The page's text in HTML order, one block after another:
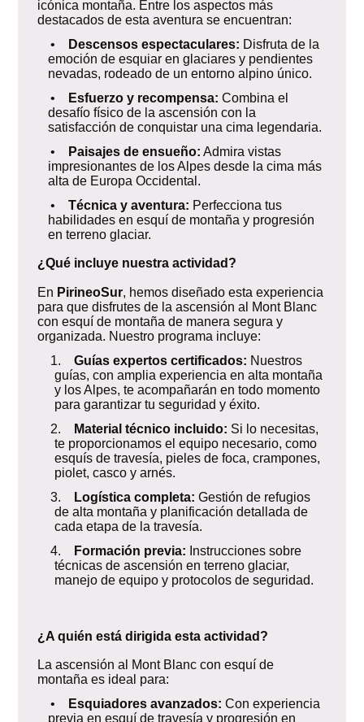
icónica montaña. Entre los aspectos más
destacados de esta aventura se encuentran:
•
Descensos espectaculares: Disfruta de la
emoción de esquiar en glaciares y pendientes
nevadas, rodeado de un entorno alpino único.
•
Esfuerzo y recompensa: Combina el
desafío físico de la ascensión con la
satisfacción de conquistar una cima legendaria.
•
Paisajes de ensueño: Admira vistas
impresionantes de los Alpes desde la cima más
alta de Europa Occidental.
• Técnica y aventura: Perfecciona tus
habilidades en esquí de montaña y progresión
en terreno glaciar.
¿Qué incluye nuestra actividad?
En PirineoSur, hemos diseñado esta experiencia
para que disfrutes de la ascensión al Mont Blanc
con esquí de montaña de manera segura y
organizada. Nuestro programa incluye:
1. Guías expertos certificados: Nuestros
guías, con amplia experiencia en alta montaña
y los Alpes, te acompañarán en todo momento
para garantizar tu seguridad y éxito.
2.
Material técnico incluido: Si lo necesitas,
te proporcionamos el equipo necesario, como
esquís de travesía, pieles de foca, crampones,
piolet, casco y arnés.
3.
Logística completa: Gestión de refugios
de alta montaña y planificación detallada de
cada etapa de la travesía.
4.
Formación previa: Instrucciones sobre
técnicas de ascensión en terreno glaciar,
manejo de equipo y protocolos de seguridad.
¿A quién está dirigida esta actividad?
La ascensión al Mont Blanc con esquí de
montaña es ideal para:
•
Esquiadores avanzados: Con experiencia
previa en esquí de travesía y progresión en